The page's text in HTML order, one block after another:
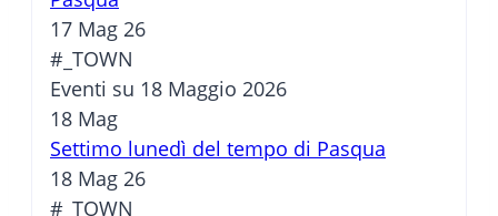
17 Mag 26
#_TOWN
Eventi su 18 Maggio 2026
18 Mag
Settimo lunedì del tempo di Pasqua
18 Mag 26
#_TOWN